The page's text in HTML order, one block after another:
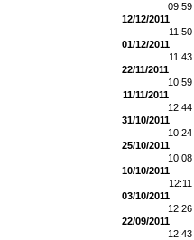
12/12/2011
01/12/2011
22/11/2011
11/11/2011
31/10/2011
25/10/2011
10/10/2011
03/10/2011
22/09/2011